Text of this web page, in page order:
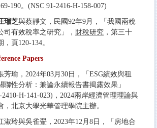
190。(NSC 91-2416-H-158-007)
瑞芝與蔡靜文，民國92年9月，「我國兩稅
司有效稅率之研究」， 財稅研究 ，第三十
頁120-134。
Papers
芳瑜，2024年03月30日，「ESG績效與租
聯性分析：兼論永續報告書揭露效果」
2410-H-141-023)，2024兩岸經濟管理理論與
，北京大學光華管理學院主辦。
淑玲與吳雀翬，2023年12月8日，「房地合